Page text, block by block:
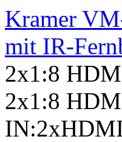
Kramer
mit IR-
2x1:8
2x1:8